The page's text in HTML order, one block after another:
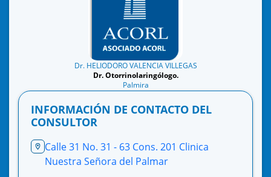
Dr. HELIODORO VALENCIA VILLEGAS
Dr. Otorrinolaringólogo.
Palmira
INFORMACIÓN DE CONTACTO DEL
CONSULTOR
Calle 31 No. 31 - 63 Cons. 201 Clinica
Nuestra Señora del Palmar